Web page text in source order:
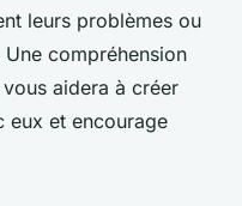
leurs problèmes ou
compréhension
aidera à créer
eux et encourage